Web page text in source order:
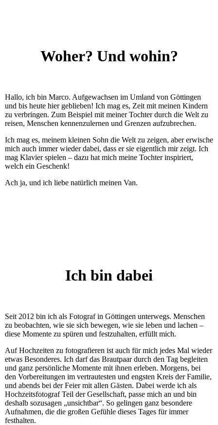
Woher? Und wohin?
Hallo, ich bin Marco. Aufgewachsen im Umland von Göttingen
und bis heute hier geblieben! Ich mag es, Zeit mit meinen Kindern
zu verbringen. Zum Beispiel mit meiner Tochter durch die Welt zu
reisen, Menschen kennenzulernen und Grenzen aufzubrechen.
Ich mag es, meinem kleinen Sohn die Welt zu zeigen, aber erwische
mich auch immer wieder dabei, dass er sie eigentlich mir zeigt. Ich
mag Klavier spielen – dazu hat mich meine Tochter inspiriert,
welch ein Geschenk!
Ach ja, und ich liebe natürlich meinen Van.
Ich bin dabei
Seit 2012 bin ich als Fotograf in Göttingen unterwegs. Menschen
zu beobachten, wie sie sich bewegen, wie sie leben und lachen –
diese Momente zu spüren und festzuhalten, erfüllt mich.
Auf Hochzeiten zu fotografieren ist auch für mich jedes Mal wieder
etwas Besonderes. Ich darf das Brautpaar durch den Tag begleiten
und ganz persönliche Momente mit ihnen erleben. Morgens, bei
den Vorbereitungen im vertrautesten und engsten Kreis der Familie,
und abends bei der Feier mit allen Gästen. Dabei werde ich als
Hochzeitsfotograf Teil der Gesellschaft, passe mich an und bin
deshalb sozusagen „unsichtbar“. So gelingen ganz besondere
Aufnahmen, die die großen Gefühle dieses Tages für immer
festhalten.